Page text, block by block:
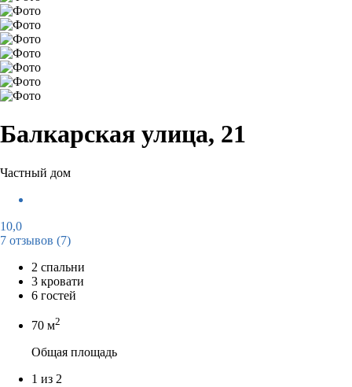
Балкарская улица, 21
Частный дом
10,0
7 отзывов (7)
2 спальни
3 кровати
6 гостей
70 м2
Общая площадь
1 из 2